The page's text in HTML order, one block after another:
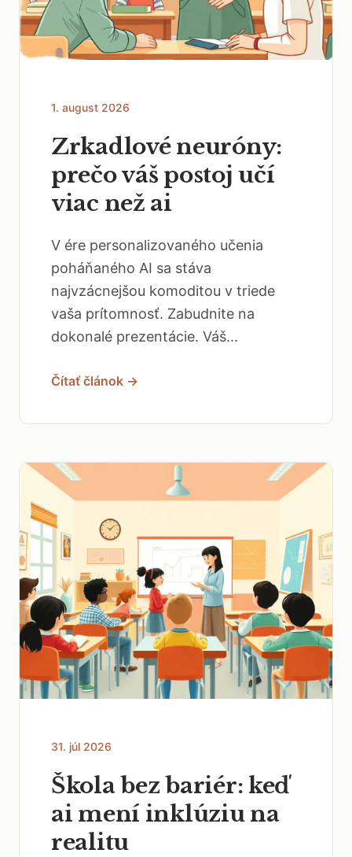
1. august 2026
Zrkadlové neuróny:
prečo váš postoj učí
viac než ai
V ére personalizovaného učenia
poháňaného AI sa stáva
najvzácnejšou komoditou v triede
vaša prítomnosť. Zabudnite na
dokonalé prezentácie. Váš...
Čítať článok →
31. júl 2026
Škola bez bariér: keď
ai mení inklúziu na
realitu